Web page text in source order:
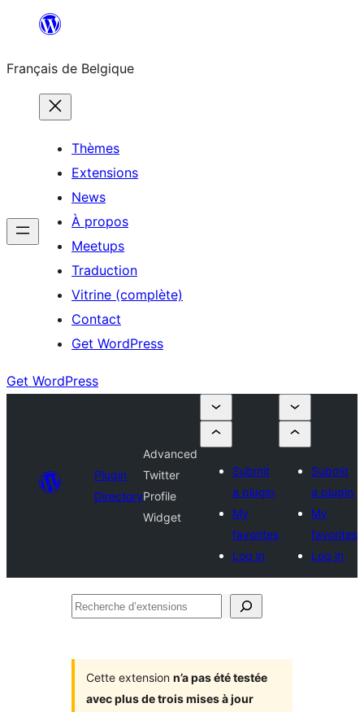
contenu
Français de Belgique
Thèmes
Extensions
News
À propos
Meetups
Traduction
Vitrine (complète)
Contact
Get WordPress
Get WordPress
Plugin
Directory
Advanced
Twitter
Profile
Widget
Submit
a plugin
My
favorites
Log in
Submit
a plugin
My
favorites
Log in
Recherche
Cette extension n’a pas été testée
avec plus de trois mises à jour